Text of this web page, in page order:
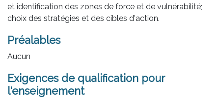
et identification des zones de force et de vulnérabilité;
choix des stratégies et des cibles d'action.
Préalables
Aucun
Exigences de qualification pour
l'enseignement